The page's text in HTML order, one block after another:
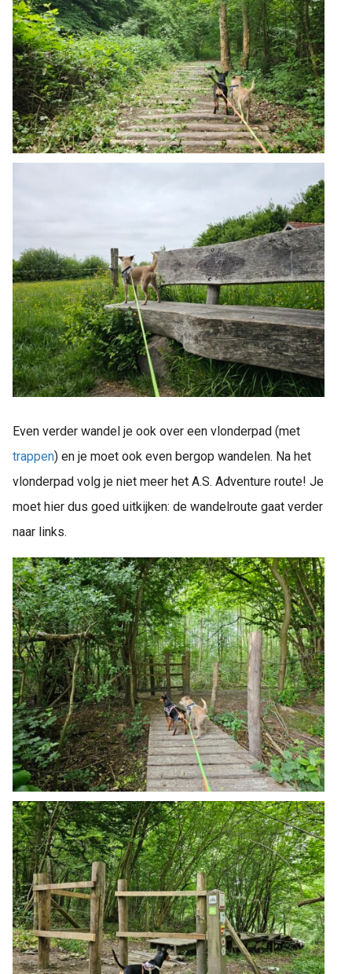
Even verder wandel je ook over een vlonderpad (met
trappen) en je moet ook even bergop wandelen. Na het
vlonderpad volg je niet meer het A.S. Adventure route! Je
moet hier dus goed uitkijken: de wandelroute gaat verder
naar links.